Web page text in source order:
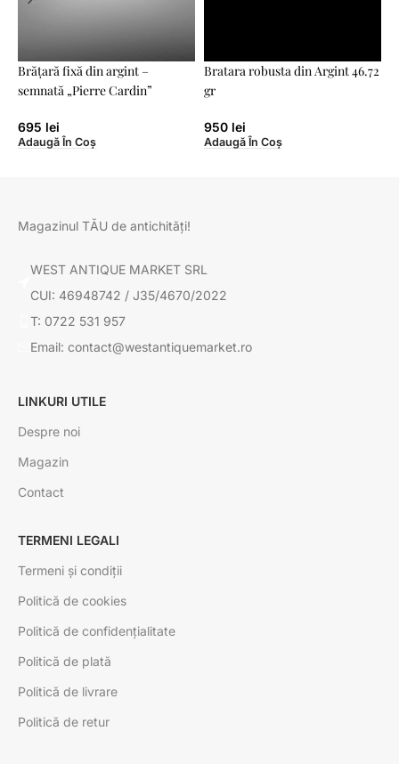
Brățară fixă din argint –
semnată „Pierre Cardin”
695 lei
Adaugă În Coș
Bratara robusta din Argint 46.72
gr
950 lei
Adaugă În Coș
Magazinul TĂU de antichități!
WEST ANTIQUE MARKET SRL
CUI: 46948742 / J35/4670/2022
T: 0722 531 957
Email: contact@westantiquemarket.ro
LINKURI UTILE
Despre noi
Magazin
Contact
TERMENI LEGALI
Termeni și condiții
Politică de cookies
Politică de confidențialitate
Politică de plată
Politică de livrare
Politică de retur